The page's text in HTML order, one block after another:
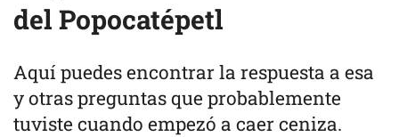
del Popocatépetl
Aquí puedes encontrar la respuesta a esa
y otras preguntas que probablemente
tuviste cuando empezó a caer ceniza.